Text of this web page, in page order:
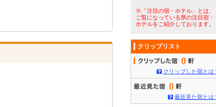
※「注目の宿・ホテル」とは、
ご覧になっている県の注目宿・
ホテルをご紹介しております。
クリップリスト
0
クリップした宿とは
0
最近見た宿とは